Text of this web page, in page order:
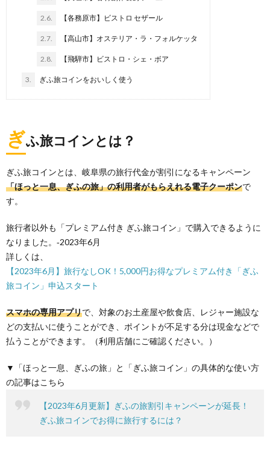
2.6. 【各務原市】ビストロ セザール
2.7. 【高山市】オステリア・ラ・フォルケッタ
2.8. 【飛騨市】ビストロ・シェ・ボア
3. ぎふ旅コインをおいしく使う
ぎふ旅コインとは？
ぎふ旅コインとは、岐阜県の旅行代金が割引になるキャンペーン
「ほっと一息、ぎふの旅」の利用者がもらえれる電子クーポンで
す。
旅行者以外も「プレミアム付き ぎふ旅コイン」で購入できるように
なりました。‐2023年6月
詳しくは、
【2023年6月】旅行なしOK！5,000円お得なプレミアム付き「ぎふ
旅コイン」申込スタート
スマホの専用アプリで、対象のお土産屋や飲食店、レジャー施設な
どの支払いに使うことができ、ポイントが不足する分は現金などで
払うことができます。（利用店舗にご確認ください。）
▼「ほっと一息、ぎふの旅」と「ぎふ旅コイン」の具体的な使い方
の記事はこちら
【2023年6月更新】ぎふの旅割引キャンペーンが延長！
ぎふ旅コインでお得に旅行するには？